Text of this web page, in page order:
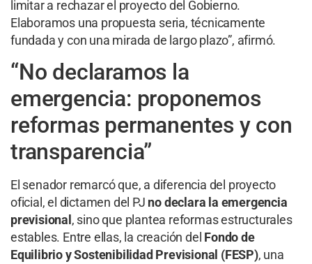
limitar a rechazar el proyecto del Gobierno.
Elaboramos una propuesta seria, técnicamente
fundada y con una mirada de largo plazo”, afirmó.
“No declaramos la
emergencia: proponemos
reformas permanentes y con
transparencia”
El senador remarcó que, a diferencia del proyecto
oficial, el dictamen del PJ no declara la emergencia
previsional , sino que plantea reformas estructurales
estables. Entre ellas, la creación del Fondo de
Equilibrio y Sostenibilidad Previsional (FESP), una